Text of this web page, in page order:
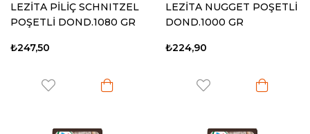
LEZİTA PİLİÇ SCHNITZEL
POŞETLİ DOND.1080 GR
₺247,50
LEZİTA NUGGET POŞETLİ
DOND.1000 GR
₺224,90